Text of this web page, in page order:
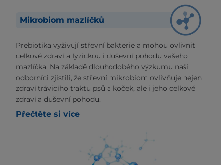
Mikrobiom mazlíčků
Prebiotika vyživují střevní bakterie a mohou ovlivnit
celkové zdraví a fyzickou i duševní pohodu vašeho
mazlíčka. Na základě dlouhodobého výzkumu naši
odborníci zjistili, že střevní mikrobiom ovlivňuje nejen
zdraví trávicího traktu psů a koček, ale i jeho celkové
zdraví a duševní pohodu.
Přečtěte si více